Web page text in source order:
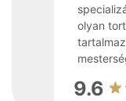
olyan
9.6